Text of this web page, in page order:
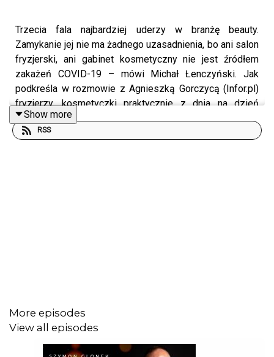
Trzecia fala najbardziej uderzy w branżę beauty.
Zamykanie jej nie ma żadnego uzasadnienia, bo ani salon
fryzjerski, ani gabinet kosmetyczny nie jest źródłem
zakażeń COVID-19 – mówi Michał Łenczyński. Jak
podkreśla w rozmowie z Agnieszką Gorczycą (Infor.pl)
fryzjerzy, kosmetyczki praktycznie z dnia na dzień
zostają pozbawieni możliwości pracy i zarabiania. A
realnej finansowej pomocy rządu na ten moment nie ma
Show more
RSS
More episodes
View all episodes